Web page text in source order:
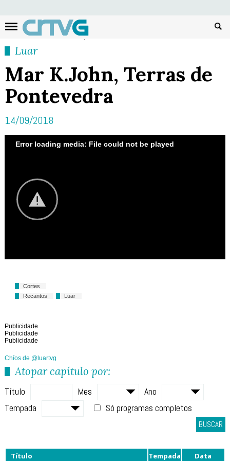
Luar
Mar K.John, Terras de
Pontevedra
14/09/2018
Error loading media: File could not be played
Cortes
Recantos
Luar
Publicidade
Publicidade
Publicidade
Chíos de @luartvg
Atopar capítulo por:
Título Mes
Ano
Tempada
Só programas completos
BUSCAR
Título Tempada Data